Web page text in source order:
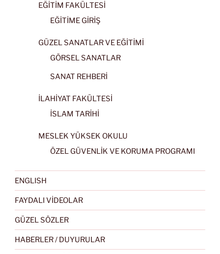
EĞİTİM FAKÜLTESİ
EĞİTİME GİRİŞ
GÜZEL SANATLAR VE EĞİTİMİ
GÖRSEL SANATLAR
SANAT REHBERİ
İLAHİYAT FAKÜLTESİ
İSLAM TARİHİ
MESLEK YÜKSEK OKULU
ÖZEL GÜVENLİK VE KORUMA PROGRAMI
ENGLISH
FAYDALI VİDEOLAR
GÜZEL SÖZLER
HABERLER / DUYURULAR